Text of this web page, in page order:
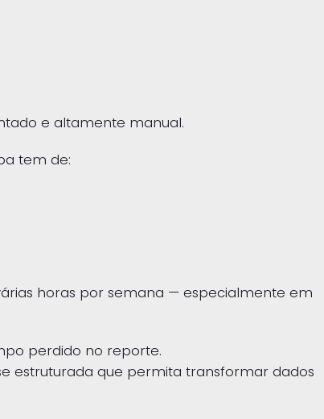
e altamente manual.
tem de:
horas por semana — especialmente em
perdido no reporte.
estruturada que permita transformar dados